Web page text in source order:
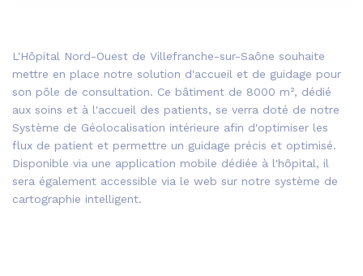
L'Hôpital Nord-Ouest de Villefranche-sur-Saône souhaite
mettre en place notre solution d'accueil et de guidage pour
son pôle de consultation. Ce bâtiment de 8000 m², dédié
aux soins et à l'accueil des patients, se verra doté de notre
Système de Géolocalisation intérieure afin d'optimiser les
flux de patient et permettre un guidage précis et optimisé.
Disponible via une application mobile dédiée à l'hôpital, il
sera également accessible via le web sur notre système de
cartographie intelligent.